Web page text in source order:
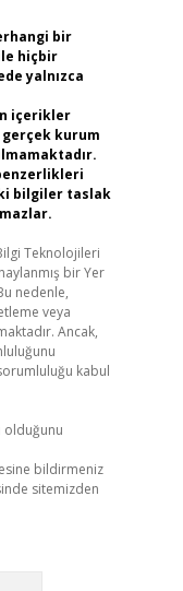
bir
hiçbir
yalnızca
içerikler
kurum
bilgiler taslak
Teknolojileri
bir Yer
nedenle,
veya
Ancak,
kabul
olduğunu
bildirmeniz
sitemizden